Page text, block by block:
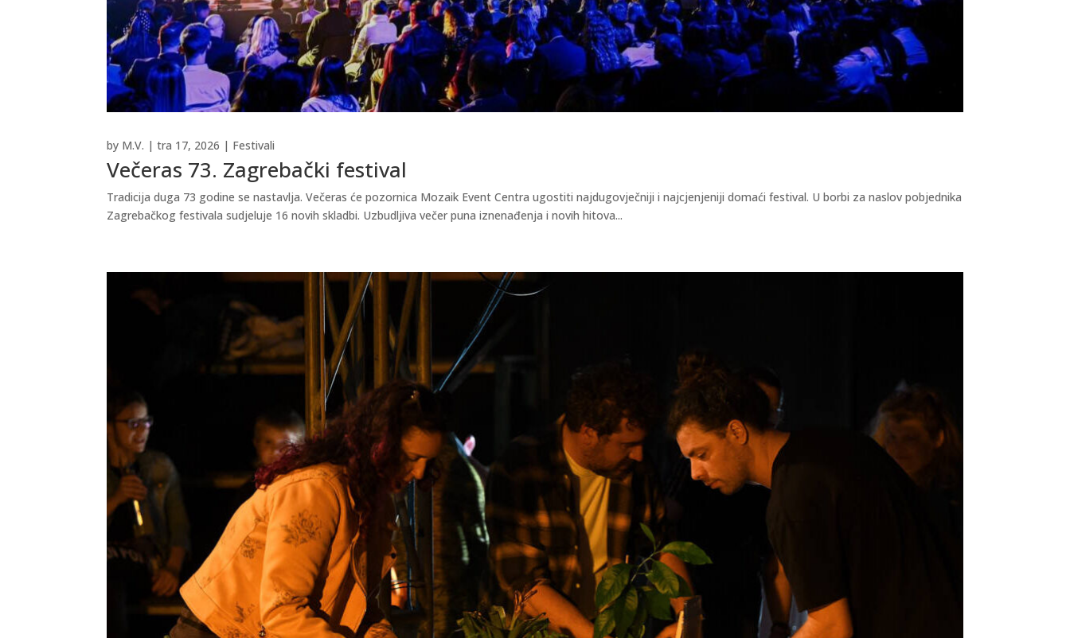
Večeras 73. Zagrebački festival
by M.V. |tra 17, 2026 | Festivali
Tradicija duga 73 godine se nastavlja. Večeras će pozornica Mozaik Event Centra ugostiti najdugovječniji i najcjenjeniji domaći festival. U borbi za naslov pobjednika
Zagrebačkog festivala sudjeluje 16 novih skladbi. Uzbudljiva večer puna iznenađenja i novih hitova...